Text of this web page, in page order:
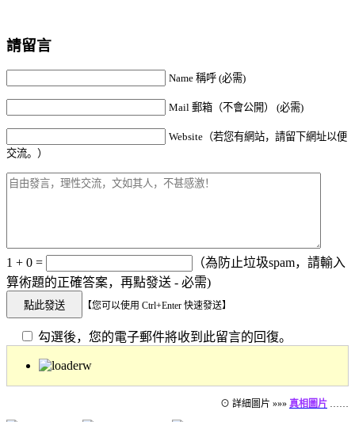
請留言
Name 稱呼 (必需)
Mail 郵箱（不會公開） (必需)
Website（若您有網站，請留下網址以便
交流。）
1 + 0 =
（為防止垃圾spam，請輸入
算術題的正確答案，再點發送 - 必需)
【您可以使用 Ctrl+Enter 快速發送】
勾選後，您的電子郵件將收到此留言的回復。
⊙ 詳細圖片 »»» 真相圖片